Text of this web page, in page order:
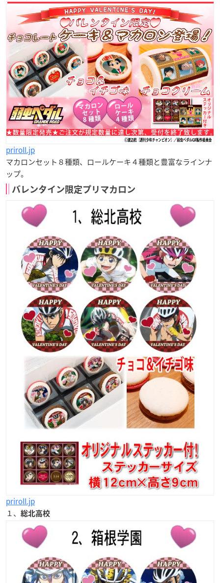
priroll.jp
マカロンセット８種類、ロールケーキ４種類と豊富なラインナ
ップ。
バレンタイン限定プリマカロン
priroll.jp
１、
総北高校